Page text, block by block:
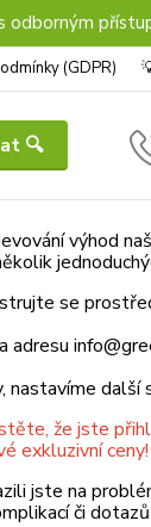
(GDPR)
🔍
výhod
se
že jste
exkluzivní ceny!
jste na
či